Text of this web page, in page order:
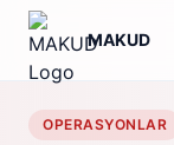
MAKUD
OPERASYONLAR